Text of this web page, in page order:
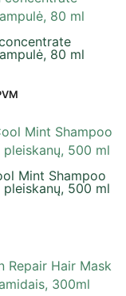
80 ml
Mint Shampoo
500 ml